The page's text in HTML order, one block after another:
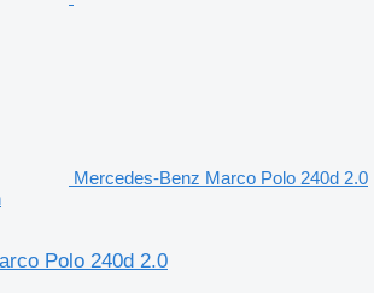
Mercedes-Benz Marco Polo 240d 2.0
Polo 240d 2.0